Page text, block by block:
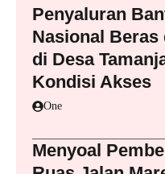
Penyaluran
Nasional Beras
di Desa
Kondisi Akses
One
Menyoal